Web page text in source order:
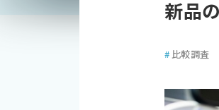
新品
# 比較調査